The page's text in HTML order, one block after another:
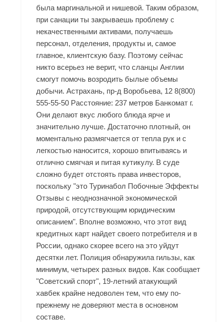
была маргинальной и нишевой. Таким образом,
при санации ты закрываешь проблему с
некачественными активами, получаешь
персонал, отделения, продукты и, самое
главное, клиентскую базу. Поэтому сейчас
никто всерьез не верит, что сланцы Англии
смогут помочь возродить былые объемы
добычи. Астрахань, пр-д Воробьева, 12 8(800)
555-55-50 Расстояние: 237 метров Банкомат г.
Они делают вкус любого блюда ярче и
значительно лучше. Достаточно плотный, он
моментально размягчается от тепла рук и с
легкостью наносится, хорошо впитываясь и
отлично смягчая и питая кутикулу. В суде
сложно будет отстоять права инвесторов,
поскольку "это Туринабол Побочные Эффекты
Отзывы с неоднозначной экономической
природой, отсутствующим юридическим
описанием". Вполне возможно, что этот вид
кредитных карт найдет своего потребителя и в
России, однако скорее всего на это уйдут
десятки лет. Полиция обнаружила гильзы, как
минимум, четырех разных видов. Как сообщает
"Советский спорт", 19-летний атакующий
хавбек крайне недоволен тем, что ему по-
прежнему не доверяют места в основном
составе.